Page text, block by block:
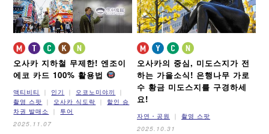
오사카 지하철 무제한! 엔조이
에코 카드 100% 활용법
액티비티 인기
오코노미야끼
촬영 스팟
오사카 식도락
할인 승
차권 발매소
투어
2025.11.07
오사카의 중심, 미도스지가 전
하는 가을소식! 은행나무 가로
수 황금 미도스지를 구경하세
요!
자연・공원
촬영 스팟
2025.10.31